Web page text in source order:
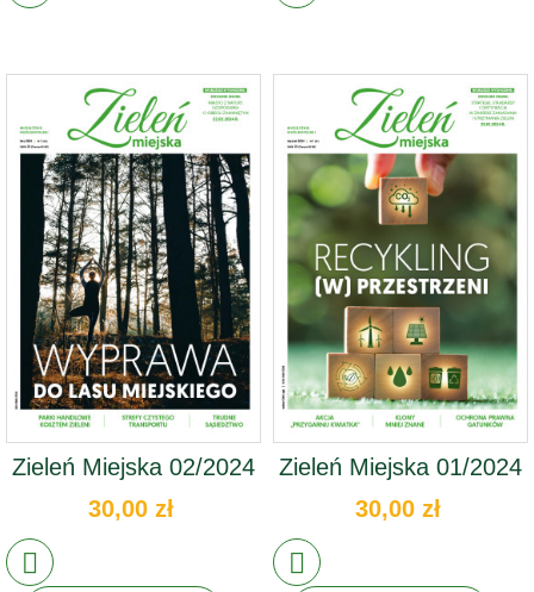
Zieleń Miejska 02/2024
30,00 zł
Zieleń Miejska 01/2024
30,00 zł